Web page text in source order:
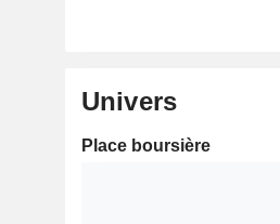
Univers
Place boursière